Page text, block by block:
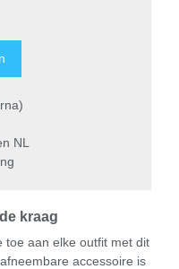
NL
kraag
toe aan elke outfit met dit
accessoire is